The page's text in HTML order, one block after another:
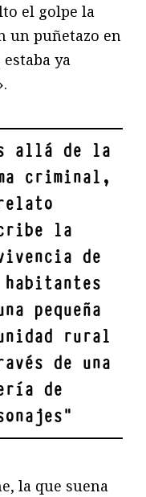
el golpe la
un puñetazo en
ya
allá de la
criminal,
la
de
pequeña
rural
de una
de
"
la que suena